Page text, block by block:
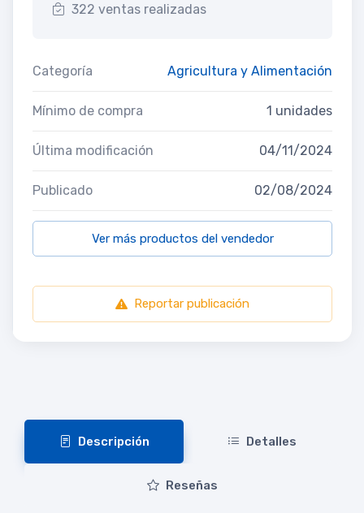
322 ventas realizadas
Categoría Agricultura y Alimentación
Mínimo de compra 1 unidades
Última modificación 04/11/2024
Publicado 02/08/2024
Ver más productos del vendedor
Reportar publicación
Descripción Detalles
Reseñas